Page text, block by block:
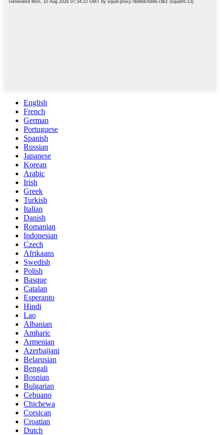
English
French
German
Portuguese
Spanish
Russian
Japanese
Korean
Arabic
Irish
Greek
Turkish
Italian
Danish
Romanian
Indonesian
Czech
Afrikaans
Swedish
Polish
Basque
Catalan
Esperanto
Hindi
Lao
Albanian
Amharic
Armenian
Azerbaijani
Belarusian
Bengali
Bosnian
Bulgarian
Cebuano
Chichewa
Corsican
Croatian
Dutch